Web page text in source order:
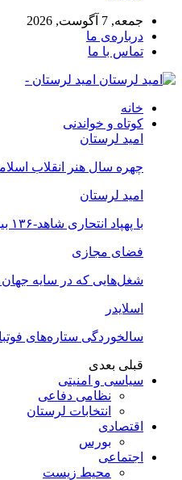
جمعه, 7 آگوست, 2026
درباره‌ی ما
تماس با ما
امید لرستان -
خانه
کوتاه و خواندنی
امید لرستان
چهره سال هنر انقلاب
امید لرستان
با پهپاد انتحاری شاهد-۱۳۶ بیشتر آشنا شوید
فضای مجازی
شغل‌‌هایی که در سایه جهان
اسلایدر
سالخوردگی ستاره‌های
قبلی بعدی
سیاسی و امنیتی
نظامی دفاعی
انتخابات لرستان
اقتصادی
بورس
اجتماعی
محیط زیست